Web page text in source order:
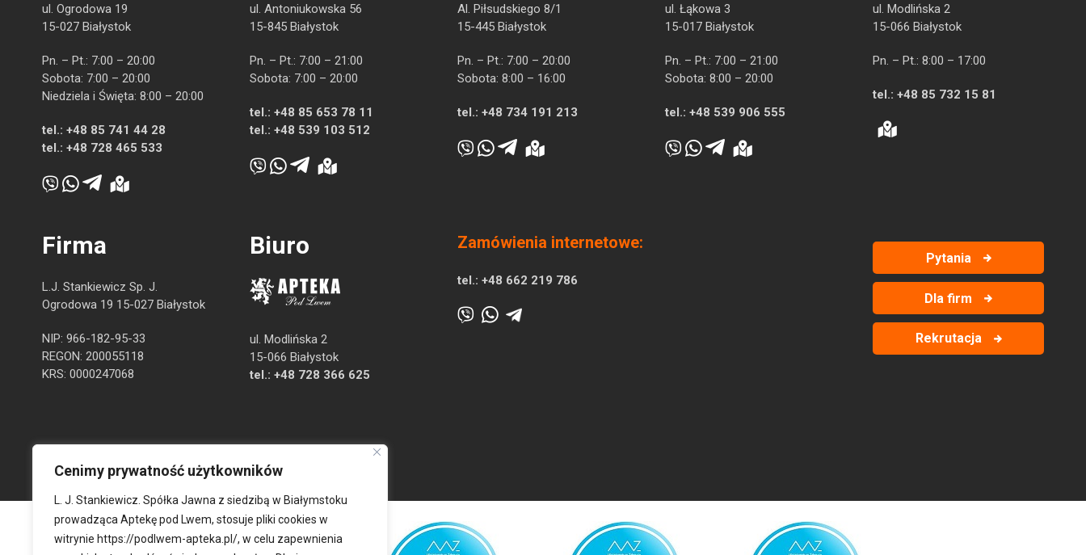
Cenimy prywatność użytkowników
L. J. Stankiewicz. Spółka Jawna z siedzibą w Białymstoku
prowadząca Aptekę pod Lwem, stosuje pliki cookies w
witrynie https://podlwem-apteka.pl/, w celu zapewnienia
ul. Ogrodowa 19
15-027 Białystok
Pn. – Pt.: 7:00 – 20:00
Sobota: 7:00 – 20:00
Niedziela i Święta: 8:00 – 20:00
tel.: +48 85 741 44 28
tel.: +48 728 465 533
ul. Antoniukowska 56
15-845 Białystok
Pn. – Pt.: 7:00 – 21:00
Sobota: 7:00 – 20:00
tel.: +48 85 653 78 11
tel.: +48 539 103 512
Al. Piłsudskiego 8/1
15-445 Białystok
Pn. – Pt.: 7:00 – 20:00
Sobota: 8:00 – 16:00
tel.: +48 734 191 213
ul. Łąkowa 3
15-017 Białystok
Pn. – Pt.: 7:00 – 21:00
Sobota: 8:00 – 20:00
tel.: +48 539 906 555
ul. Modlińska 2
15-066 Białystok
Pn. – Pt.: 8:00 – 17:00
tel.: +48 85 732 15 81
Firma
L.J. Stankiewicz Sp. J.
Ogrodowa 19 15-027 Białystok
NIP: 966-182-95-33
REGON: 200055118
KRS: 0000247068
Biuro
ul. Modlińska 2
15-066 Białystok
tel.: +48 728 366 625
Zamówienia internetowe:
tel.: +48 662 219 786
Pytania
Dla firm
Rekrutacja